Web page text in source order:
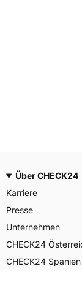
Über CHECK24
Karriere
Presse
Unternehmen
CHECK24
CHECK24 Spanien